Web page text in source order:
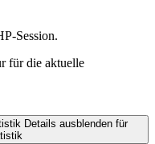
Session.
für die aktuelle
Details ausblendenfür